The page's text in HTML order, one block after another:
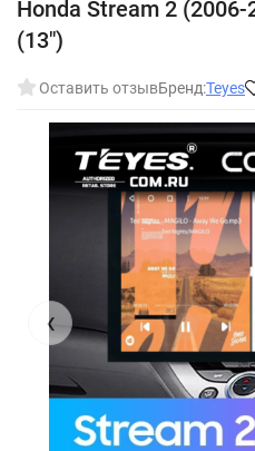
Honda Stream 2
(13")
Оставить отзывБренд:Teyes
‹